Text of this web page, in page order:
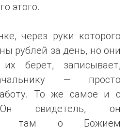
этого.
через руки которого
рублей за день, но они
берет, записывает,
— просто
То же самое и с
Он свидетель, он
там о Божием